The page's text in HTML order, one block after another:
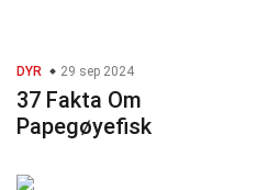
DYR 29 sep 2024
37 Fakta Om
Papegøyefisk